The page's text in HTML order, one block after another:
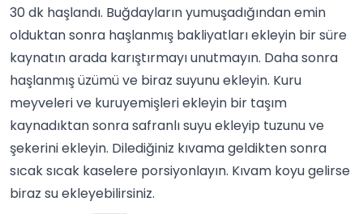
30 dk haşlandı. Buğdayların yumuşadığından emin
olduktan sonra haşlanmış bakliyatları ekleyin bir süre
kaynatın arada karıştırmayı unutmayın. Daha sonra
haşlanmış üzümü ve biraz suyunu ekleyin. Kuru
meyveleri ve kuruyemişleri ekleyin bir taşım
kaynadıktan sonra safranlı suyu ekleyip tuzunu ve
şekerini ekleyin. Dilediğiniz kıvama geldikten sonra
sıcak sıcak kaselere porsiyonlayın. Kıvam koyu gelirse
biraz su ekleyebilirsiniz.